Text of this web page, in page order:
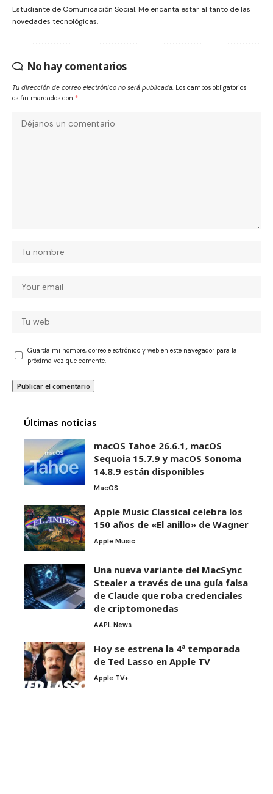
Estudiante de Comunicación Social. Me encanta estar al tanto de las
novedades tecnológicas.
No hay comentarios
Tu dirección de correo electrónico no será publicada. Los campos obligatorios
están marcados con *
Guarda mi nombre, correo electrónico y web en este navegador para la
próxima vez que comente.
Últimas noticias
macOS Tahoe 26.6.1, macOS
Sequoia 15.7.9 y macOS Sonoma
14.8.9 están disponibles
MacOS
Apple Music Classical celebra los
150 años de «El anillo» de Wagner
Apple Music
Una nueva variante del MacSync
Stealer a través de una guía falsa
de Claude que roba credenciales
de criptomonedas
AAPL News
Hoy se estrena la 4ª temporada
de Ted Lasso en Apple TV
Apple TV+